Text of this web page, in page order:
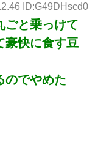
ID:G49DHscd0
ごと乗っけて
豪快に食す豆
のでやめた